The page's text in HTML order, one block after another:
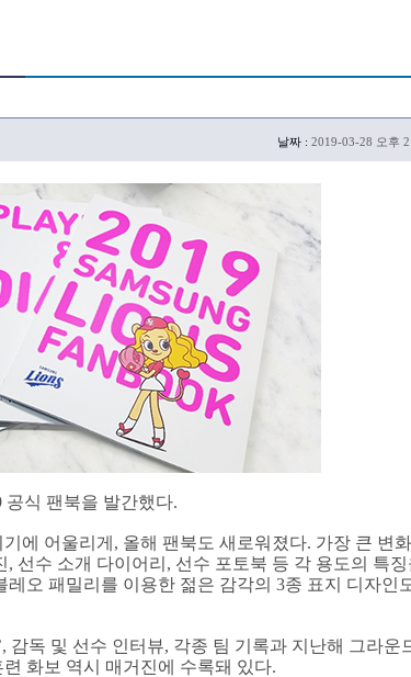
날짜 : 2019-03-28 오후
공식 팬북을 발간했다.
에 어울리게, 올해 팬북도 새로워졌다. 가장 큰 변
선수 소개 다이어리, 선수 포토북 등 각 용도의 특징
오 패밀리를 이용한 젊은 감각의 3종 표지 디자인
감독 및 선수 인터뷰, 각종 팀 기록과 지난해 그라운
화보 역시 매거진에 수록돼 있다.